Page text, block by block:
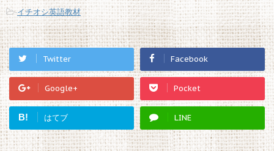
-イチオシ英語教材
Twitter Facebook
Google+ Pocket
B! はてブ LINE